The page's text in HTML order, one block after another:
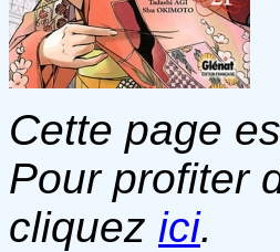
Cette page
Pour profiter
cliquez ici.